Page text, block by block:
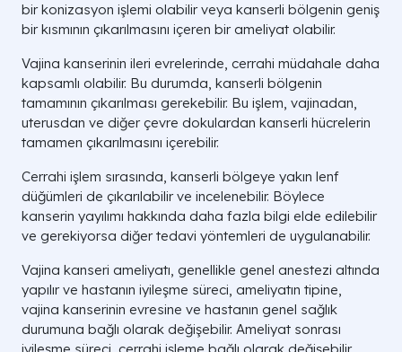
bir konizasyon işlemi olabilir veya kanserli bölgenin geniş
bir kısmının çıkarılmasını içeren bir ameliyat olabilir.
Vajina kanserinin ileri evrelerinde, cerrahi müdahale daha
kapsamlı olabilir. Bu durumda, kanserli bölgenin
tamamının çıkarılması gerekebilir. Bu işlem, vajinadan,
uterusdan ve diğer çevre dokulardan kanserli hücrelerin
tamamen çıkarılmasını içerebilir.
Cerrahi işlem sırasında, kanserli bölgeye yakın lenf
düğümleri de çıkarılabilir ve incelenebilir. Böylece
kanserin yayılımı hakkında daha fazla bilgi elde edilebilir
ve gerekiyorsa diğer tedavi yöntemleri de uygulanabilir.
Vajina kanseri ameliyatı, genellikle genel anestezi altında
yapılır ve hastanın iyileşme süreci, ameliyatın tipine,
vajina kanserinin evresine ve hastanın genel sağlık
durumuna bağlı olarak değişebilir. Ameliyat sonrası